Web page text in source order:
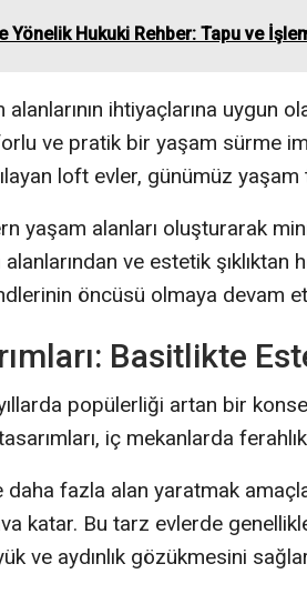
Yönelik Hukuki Rehber: Tapu ve
ihtiyaçlarına uygun
ve pratik bir yaşam sürme
loft evler, günümüz
yaşam alanları oluşturarak
ve estetik
öncüsü olmaya devam
Basitlikte
popülerliği artan bir
iç mekanlarda
fazla alan yaratmak
katar. Bu tarz evlerde
ve aydınlık gözükmesini